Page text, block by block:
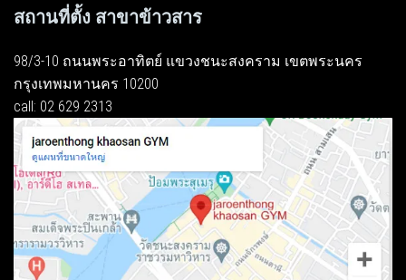
สถานที่ตั้ง สาขาข้าวสาร
98/3-10 ถนนพระอาทิตย์ แขวงชนะสงคราม เขตพระนคร
กรุงเทพมหานคร 10200
call: 02 629 2313